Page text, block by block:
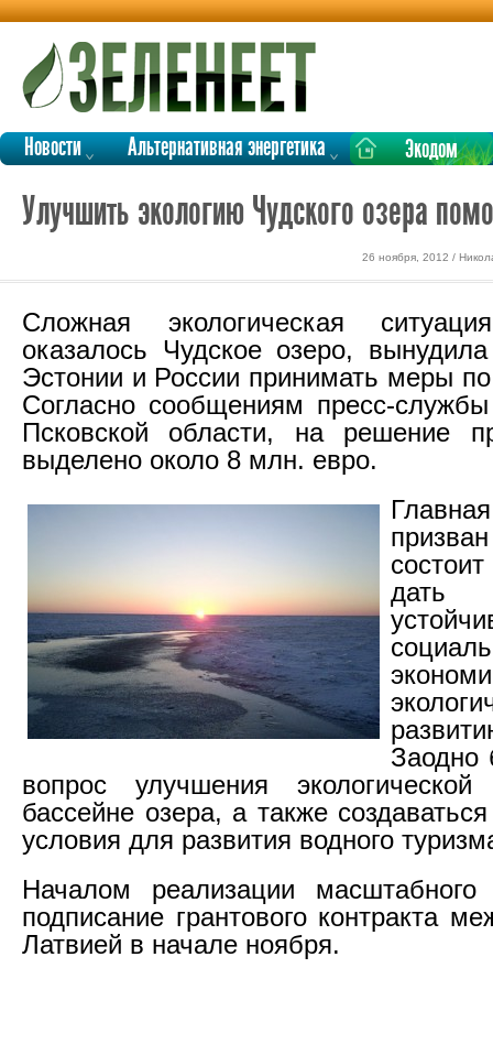
Новости Альтернативная энергетика Экодом
Улучшить экологию Чудского озера
26 ноября, 2012 /
Сложная экологическая
оказалось Чудское озеро, вынудила
Эстонии и России принимать меры
Согласно сообщениям пресс-службы
Псковской области, на решение
выделено около 8 млн. евро.
Заодно
вопрос улучшения
бассейне озера, а также
условия для развития водного
Началом реализации масштабного
подписание грантового контракта
Латвией в начале ноября.